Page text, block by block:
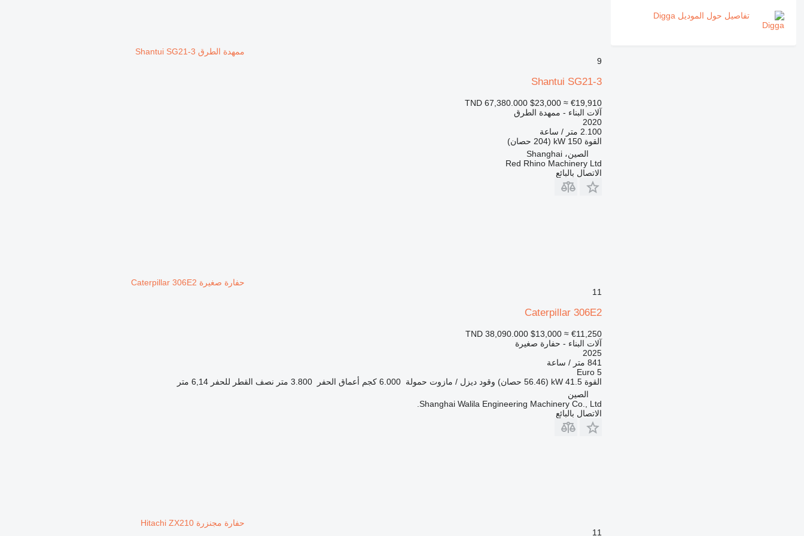
RMتفاصيل حول الموديل Digga
ممهدة الطرق Shantui SG21-3
9
Shantui SG21-3
TND 67,380.000 $23,000 ≈ €19,910
آلات البناء - ممهدة الطرق
2020
2.100 متر / ساعة
القوة 150 kW (204 حصان)
الصين، Shanghai
Red Rhino Machinery Ltd
الاتصال بالبائع
حفارة صغيرة Caterpillar 306E2
11
Caterpillar 306E2
TND 38,090.000 $13,000 ≈ €11,250
آلات البناء - حفارة صغيرة
2025
841 متر / ساعة
Euro 5
القوة 41.5 kW (56.46 حصان) وقود ديزل / مازوت حمولة 6.000 كجم أعماق الحفر 3.800 متر نصف القطر للحفر 6,14 متر
الصين
Shanghai Walila Engineering Machinery Co., Ltd.
الاتصال بالبائع
حفارة مجنزرة Hitachi ZX210
11